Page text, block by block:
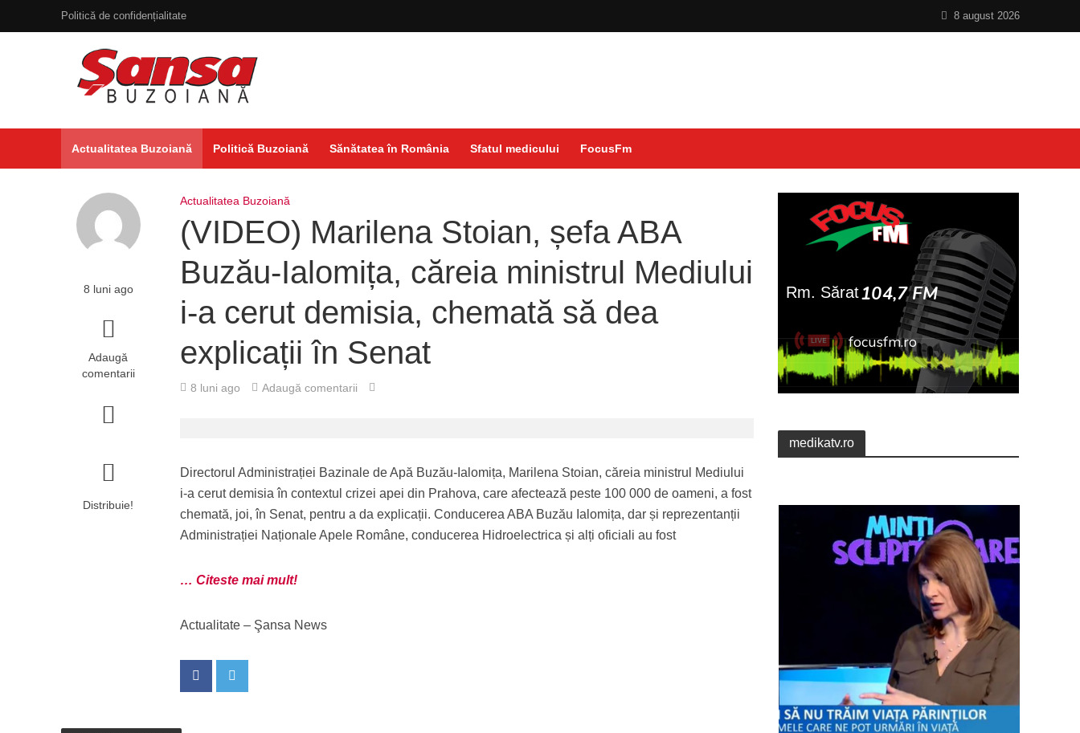
Politică de confidențialitate 8 august 2026
Actualitatea Buzoiană Politică Buzoiană Sănătatea în România Sfatul medicului FocusFm
8 luni ago
Adaugă
comentarii
Distribuie!
Actualitatea Buzoiană
(VIDEO) Marilena Stoian, șefa ABA
Buzău-Ialomița, căreia ministrul Mediului
i-a cerut demisia, chemată să dea
explicații în Senat
8 luni ago Adaugă comentarii
Directorul Administrației Bazinale de Apă Buzău-Ialomița, Marilena Stoian, căreia ministrul Mediului
i-a cerut demisia în contextul crizei apei din Prahova, care afectează peste 100 000 de oameni, a fost
chemată, joi, în Senat, pentru a da explicații. Conducerea ABA Buzău Ialomița, dar și reprezentanții
Administrației Naționale Apele Române, conducerea Hidroelectrica și alți oficiali au fost
… Citeste mai mult!
Actualitate – Şansa News
medikatv.ro